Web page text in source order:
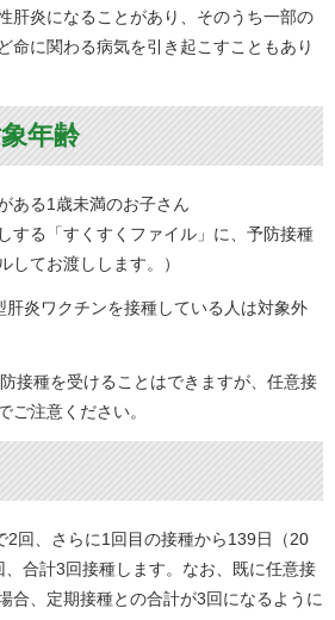
肝炎になることがあり、そのうち一部の
命に関わる病気を引き起こすこともあり
年齢
ある1歳未満のお子さん
する「すくすくファイル」に、予防接種
してお渡しします。）
炎ワクチンを接種している人は対象外
接種を受けることはできますが、任意接
ご注意ください。
2回、さらに1回目の接種から139日（20
合計3回接種します。なお、既に任意接
合、定期接種との合計が3回になるように